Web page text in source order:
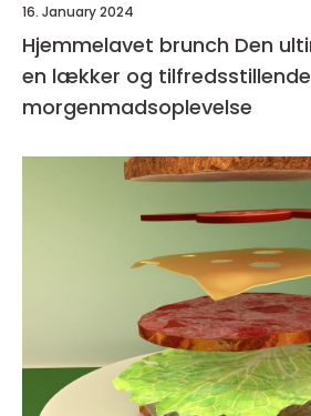
16. January 2024
Hjemmelavet brunch Den ultimative guide til
en lækker og tilfredsstillende
morgenmadsoplevelse